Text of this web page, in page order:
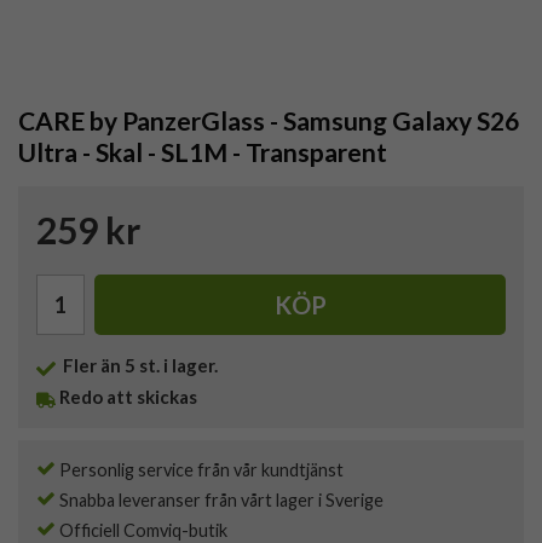
CARE by PanzerGlass - Samsung Galaxy S26
Ultra - Skal - SL1M - Transparent
259 kr
KÖP
Fler än 5 st. i lager.
Redo att skickas
Personlig service från vår kundtjänst
Snabba leveranser från vårt lager i Sverige
Officiell Comviq-butik